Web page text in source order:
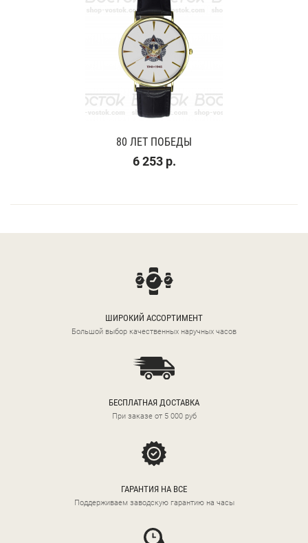
80 ЛЕТ ПОБЕДЫ
6 253 р.
ШИРОКИЙ АССОРТИМЕНТ
Большой выбор качественных наручных часов
БЕСПЛАТНАЯ ДОСТАВКА
При заказе от 5 000 руб
ГАРАНТИЯ НА ВСЕ
Поддерживаем заводскую гарантию на часы